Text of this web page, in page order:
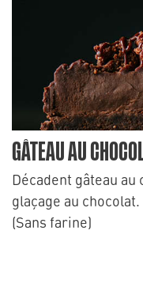
GÂTEAU AU
Décadent gâteau au
glaçage au
(Sans farine)